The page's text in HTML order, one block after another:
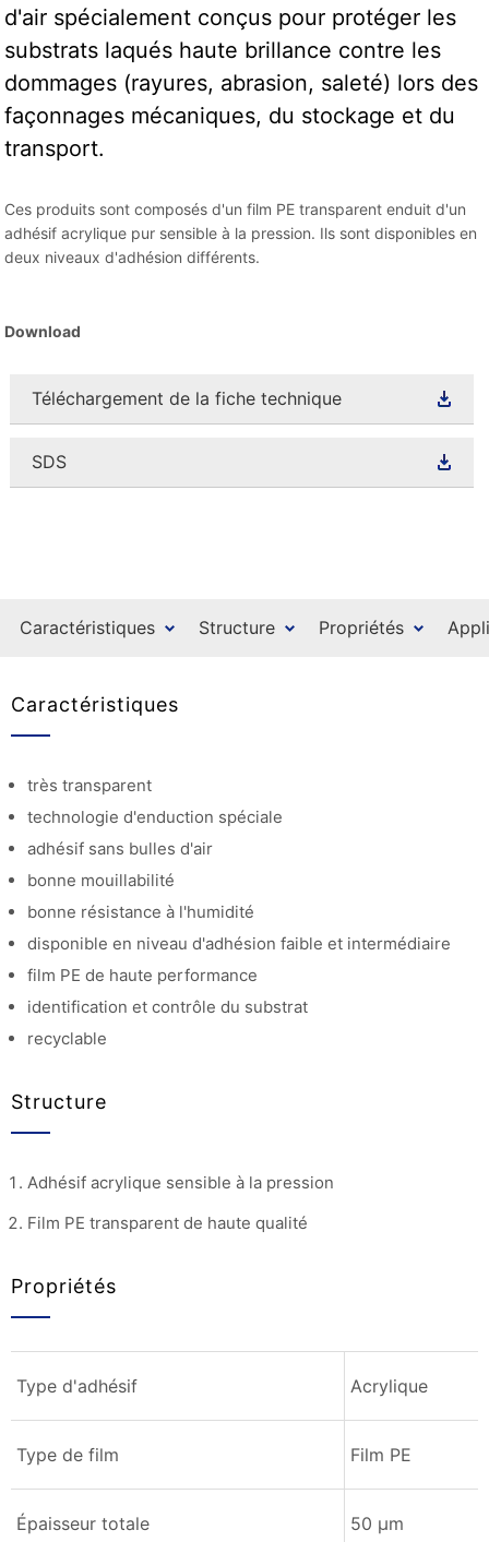
d'air spécialement conçus pour protéger les
substrats laqués haute brillance contre les
dommages (rayures, abrasion, saleté) lors des
façonnages mécaniques, du stockage et du
transport.
Ces produits sont composés d'un film PE transparent enduit d'un
adhésif acrylique pur sensible à la pression. Ils sont disponibles en
deux niveaux d'adhésion différents.
Download
Téléchargement de la fiche technique
SDS
Caractéristiques Structure Propriétés
Caractéristiques
très transparent
technologie d'enduction spéciale
adhésif sans bulles d'air
bonne mouillabilité
bonne résistance à l'humidité
disponible en niveau d'adhésion faible et intermédiaire
film PE de haute performance
identification et contrôle du substrat
recyclable
Structure
Adhésif acrylique sensible à la pression
Film PE transparent de haute qualité
Propriétés
Type d'adhésif Acrylique
Type de film Film PE
Épaisseur totale 50 µm